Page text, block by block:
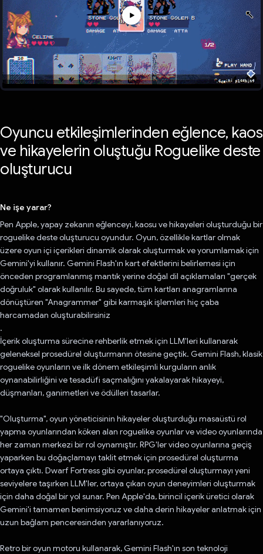
Oyuncu etkileşimlerinden eğlence, kaos
ve hikayelerin oluştuğu Roguelike deste
oluşturucu
Ne işe yarar?
Pen Apple, yapay zekanın eğlenceyi, kaosu ve hikayeleri oluşturduğu bir
roguelike deste oluşturucu oyundur. Oyun, özellikle kartlar olmak
üzere oyun içi içerikleri dinamik olarak oluşturmak ve yorumlamak için
Gemini'yi kullanır. Gemini Flash'ın kart efektlerini belirlemesi için
önceden programlanmış mantık yerine doğal dil açıklamaları "gerçek
doğruluk" olarak kullanılır. Bu sayede, tüm kartları anagramlarına
dönüştüren "Anagrammer" gibi karmaşık işlemleri hiç çaba
harcamadan oluşturabilirsiniz
.
İçerik oluşturma sürecine rehberlik etmek için LLM'leri kullanarak
geleneksel prosedürel oluşturmanın ötesine geçtik. Gemini Flash, klasik
roguelike oyunların ve ilk dönem etkileşimli kurguların anlık
oynanabilirliğini ve tesadüfi saçmalığını yakalayarak hikayeyi,
düşmanları, ganimetleri ve ödülleri tasarlar.
"Oluşturma", oyun yöneticisinin hikayeler oluşturduğu masaüstü rol
yapma oyunlarından köken alan roguelike oyunlar ve video oyunlarında
her zaman merkezi bir rol oynamıştır. RPG'ler video oyunlarına geçiş
yaparken bu doğaçlamayı taklit etmek için prosedürel oluşturma
ortaya çıktı. Dwarf Fortress gibi oyunlar, prosedürel oluşturmayı yeni
seviyelere taşırken LLM'ler, ortaya çıkan oyun deneyimleri oluşturmak
için daha doğal bir yol sunar. Pen Apple'da, birincil içerik üretici olarak
Gemini'i tamamen benimsiyoruz ve daha derin hikayeler anlatmak için
uzun bağlam penceresinden yararlanıyoruz.
Retro bir oyun motoru kullanarak, Gemini Flash'ın son teknoloji